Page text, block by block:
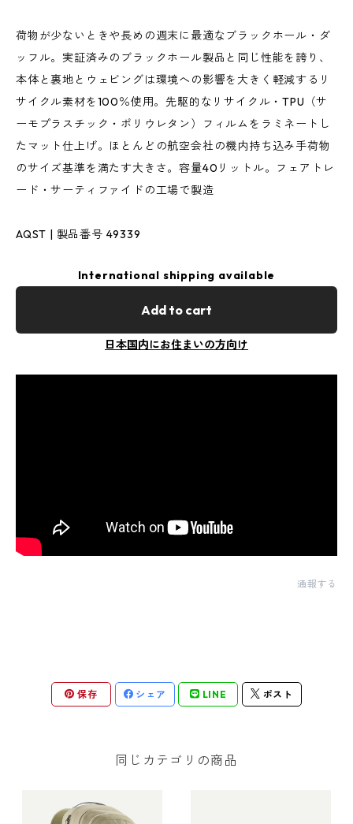
荷物が少ないときや長めの週末に最適なブラックホール・ダ
ッフル。実証済みのブラックホール製品と同じ性能を誇り、
本体と裏地とウェビングは環境への影響を大きく軽減するリ
サイクル素材を100％使用。先駆的なリサイクル・TPU（サ
ーモプラスチック・ポリウレタン）フィルムをラミネートし
たマット仕上げ。ほとんどの航空会社の機内持ち込み手荷物
のサイズ基準を満たす大きさ。容量40リットル。フェアトレ
ード・サーティファイドの工場で製造
AQST | 製品番号 49339
International shipping available
Add to cart
日本国内にお住まいの方向け
通報する
保存 シェア LINE ポスト
同じカテゴリの商品